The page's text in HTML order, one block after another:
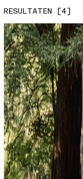
RESULTATEN [4]